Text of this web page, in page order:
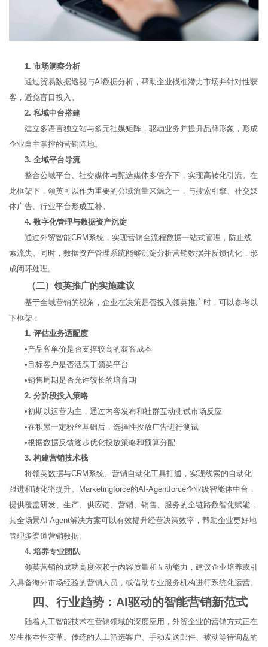
1. 市场洞察分析
通过贸易数据透视与AI数据分析，帮助企业找准潜力市场并针对性获
客，避免盲目投入。
2. 私域中台搭建
建立多语言独立站与多元社媒矩阵，驱动业务并提升品牌形象，形成
企业自主掌控的营销阵地。
3. 全域平台导流
整合公域平台、社交媒体与甄选媒体多管齐下，实现高转化引流。在
此框架下，领英可以作为重要的公域流量来源之一，与搜索引擎、社交媒
体广告、行业平台形成互补。
4. 数字化管理与数据资产沉淀
通过外贸智能CRM系统，实现营销全流程数据一站式管理，防止线
索流失。同时，数据资产管理系统能够沉淀分析营销数据并反馈优化，形
成闭环处理。
（二）领英推广的实施建议
基于全域营销的视角，企业在决策是否投入领英推广时，可以参考以
下框架：
1. 评估业务适配度
•产品客单价是否支撑较高的获客成本
•目标客户是否活跃于领英平台
•销售周期是否允许较长的培育期
2. 分阶段投入策略
•初期以运营为主，通过内容发布和社群互动测试市场反应
•在积累一定粉丝基础后，选择性投放广告进行测试
•根据数据反馈逐步优化投放策略和预算分配
3. 构建营销技术栈
将领英数据与CRM系统、营销自动化工具打通，实现线索的自动化
跟进和转化率提升。Marketingforce的AI-Agentforce企业级智能体中台，
提供覆盖研发、生产、供应链、营销、销售、服务的全链路数智化赋能，
其全场景AI Agent解决方案可以有效提升经营决策效率，帮助企业更好地
管理多渠道营销数据。
4. 培养专业团队
领英营销的成功高度依赖于内容质量和互动能力，建议企业培养或引
入具备海外市场经验的营销人员，或借助专业服务机构进行系统化运营。
四、行业趋势：AI驱动的智能营销新范式
随着人工智能技术在营销领域的深度应用，外贸企业的营销方式正在
发生根本性变革。传统的人工筛选客户、手动发送邮件、被动等待询盘的